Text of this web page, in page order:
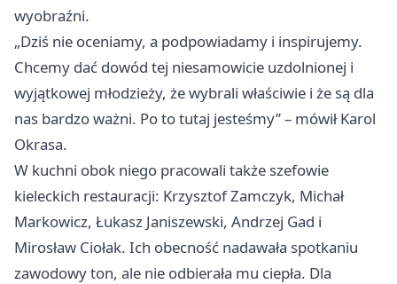
wyobraźni.
„Dziś nie oceniamy, a podpowiadamy i inspirujemy.
Chcemy dać dowód tej niesamowicie uzdolnionej i
wyjątkowej młodzieży, że wybrali właściwie i że są dla
nas bardzo ważni. Po to tutaj jesteśmy” – mówił Karol
Okrasa.
W kuchni obok niego pracowali także szefowie
kieleckich restauracji: Krzysztof Zamczyk, Michał
Markowicz, Łukasz Janiszewski, Andrzej Gad i
Mirosław Ciołak. Ich obecność nadawała spotkaniu
zawodowy ton, ale nie odbierała mu ciepła. Dla